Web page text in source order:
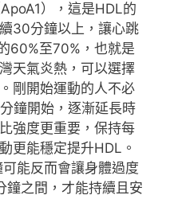
），這是HDL的
30分鐘以上，讓心跳
60%至70%，也就是
天氣炎熱，可以選擇
剛開始運動的人不必
鐘開始，逐漸延長時
強度更重要，保持每
更能穩定提升HDL。
能反而會讓身體過度
之間，才能持續且安